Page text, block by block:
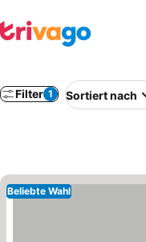
Filter 1 Sortiert nach
Beliebte Wahl